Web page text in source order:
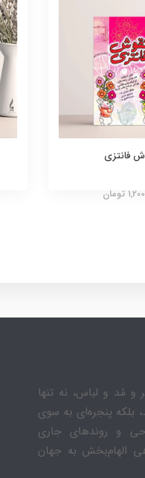
فانتزی
تومان
مُد و لباس، نه تنها
بلکه پنجره‌ای به سوی
و روندهای جاری
الهام‌بخش به جهان